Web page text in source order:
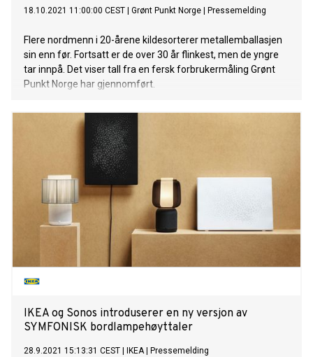
18.10.2021 11:00:00 CEST Grønt Punkt Norge Pressemelding
Flere nordmenn i 20-årene kildesorterer metallemballasjen
sin enn før. Fortsatt er de over 30 år flinkest, men de yngre
tar innpå. Det viser tall fra en fersk forbrukermåling Grønt
Punkt Norge har gjennomført.
IKEA og Sonos introduserer en ny versjon av
SYMFONISK bordlampehøyttaler
28.9.2021 15:13:31 CEST IKEA| Pressemelding